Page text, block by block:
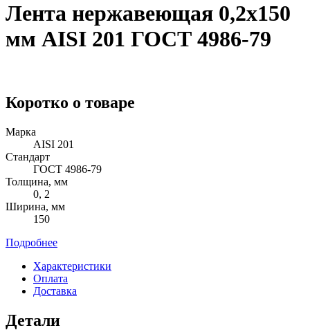
Лента нержавеющая 0,2х150
мм AISI 201 ГОСТ 4986-79
Коротко о товаре
Марка
AISI 201
Стандарт
ГОСТ 4986-79
Толщина, мм
0, 2
Ширина, мм
150
Подробнее
Характеристики
Оплата
Доставка
Детали